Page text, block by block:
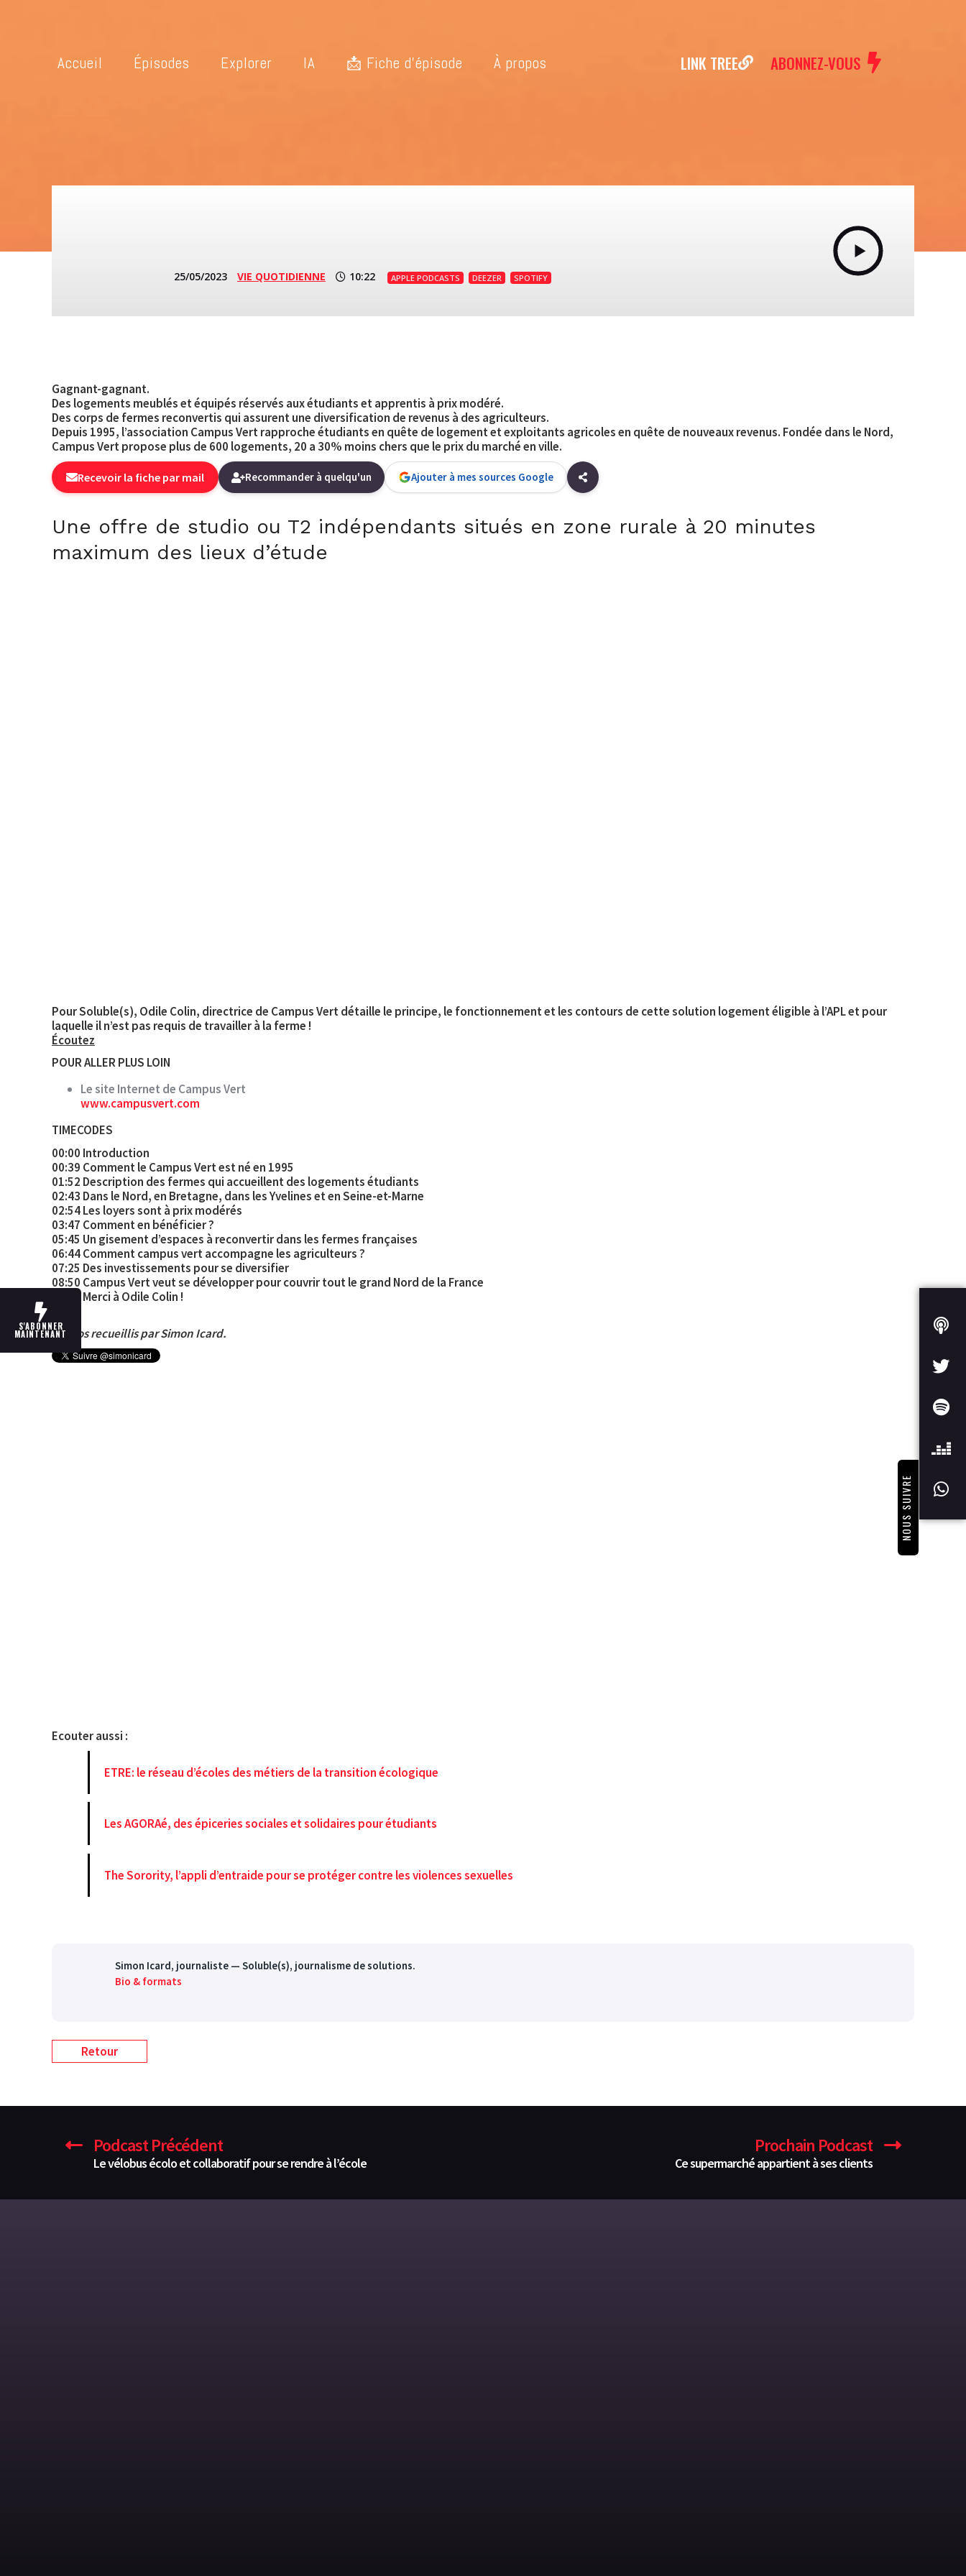
Accueil Épisodes Explorer IA 📩 Fiche d’épisode À propos LINK TREE ABONNEZ-VOUS
NOUS SUIVRE
S'ABONNER
MAINTENANT
25/05/2023 VIE QUOTIDIENNE 10:22 APPLE PODCASTS DEEZER SPOTIFY
Gagnant-gagnant.
Des logements meublés et équipés réservés aux étudiants et apprentis à prix modéré.
Des corps de fermes reconvertis qui assurent une diversification de revenus à des agriculteurs.
Depuis 1995, l’association Campus Vert rapproche étudiants en quête de logement et exploitants agricoles en quête de nouveaux revenus. Fondée dans le Nord,
Campus Vert propose plus de 600 logements, 20 a 30% moins chers que le prix du marché en ville.
Recevoir la fiche par mail Recommander à quelqu'un Ajouter à mes sources Google
Une offre de studio ou T2 indépendants situés en zone rurale à 20 minutes
maximum des lieux d’étude
Pour Soluble(s), Odile Colin, directrice de Campus Vert détaille le principe, le fonctionnement et les contours de cette solution logement éligible à l’APL et pour
laquelle il n’est pas requis de travailler à la ferme !
Écoutez
POUR ALLER PLUS LOIN
Le site Internet de Campus Vert
www.campusvert.com
TIMECODES
00:00 Introduction
00:39 Comment le Campus Vert est né en 1995
01:52 Description des fermes qui accueillent des logements étudiants
02:43 Dans le Nord, en Bretagne, dans les Yvelines et en Seine-et-Marne
02:54 Les loyers sont à prix modérés
03:47 Comment en bénéficier ?
05:45 Un gisement d’espaces à reconvertir dans les fermes françaises
06:44 Comment campus vert accompagne les agriculteurs ?
07:25 Des investissements pour se diversifier
08:50 Campus Vert veut se développer pour couvrir tout le grand Nord de la France
09:41 Merci à Odile Colin !
Propos recueillis par Simon Icard.
Ecouter aussi :
ETRE: le réseau d’écoles des métiers de la transition écologique
Les AGORAé, des épiceries sociales et solidaires pour étudiants
The Sorority, l’appli d’entraide pour se protéger contre les violences sexuelles
Simon Icard, journaliste — Soluble(s), journalisme de solutions.
Bio & formats
Retour
Podcast Précédent
Le vélobus écolo et collaboratif pour se rendre à l’école
Prochain Podcast
Ce supermarché appartient à ses clients